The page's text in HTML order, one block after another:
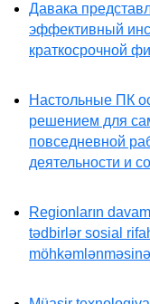
Давака
эффективный
краткосрочной
Настольные ПК
решением для
повседневной
деятельности и
Regionların
tədbirlər sosial